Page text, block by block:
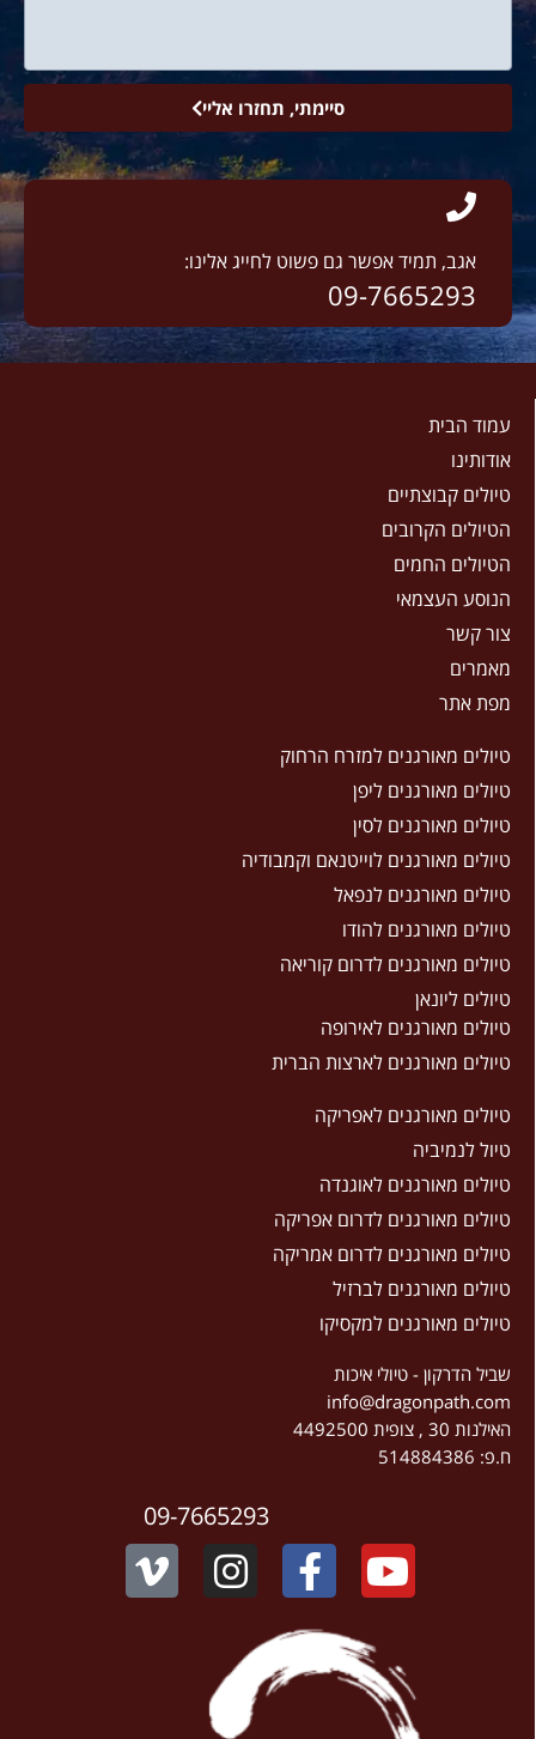
סיימתי, תחזרו אליי
אגב, תמיד אפשר גם פשוט לחייג אלינו:
09-7665293
עמוד הבית
אודותינו
טיולים קבוצתיים
הטיולים הקרובים
הטיולים החמים
הנוסע העצמאי
צור קשר
מאמרים
מפת אתר
טיולים מאורגנים למזרח הרחוק
טיולים מאורגנים ליפן
טיולים מאורגנים לסין
טיולים מאורגנים לוייטנאם וקמבודיה
טיולים מאורגנים לנפאל
טיולים מאורגנים להודו
טיולים מאורגנים לדרום קוריאה
טיולים ליונאן
טיולים מאורגנים לאירופה
טיולים מאורגנים לארצות הברית
טיולים מאורגנים לאפריקה
טיול לנמיביה
טיולים מאורגנים לאוגנדה
טיולים מאורגנים לדרום אפריקה
טיולים מאורגנים לדרום אמריקה
טיולים מאורגנים לברזיל
טיולים מאורגנים למקסיקו
שביל הדרקון - טיולי איכות
info@dragonpath.com
האילנות 30 , צופית 4492500
ח.פ: 514884386
09-7665293